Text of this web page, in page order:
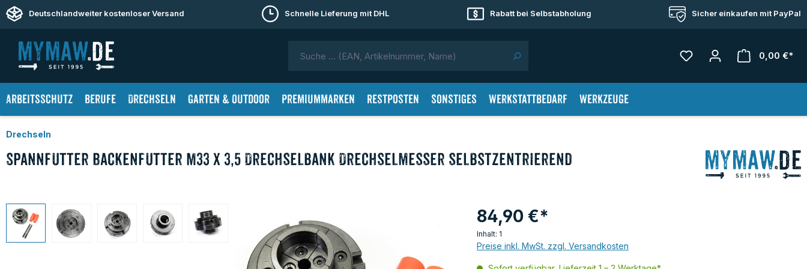
Zur Hauptnavigation springen
Deutschlandweiter kostenloser Versand Schnelle Lieferung mit DHL Rabatt bei Selbstabholung Sicher einkaufen mit PayPal
0,00 €*
Arbeitsschutz Berufe Drechseln Garten & Outdoor Premiummarken Restposten Sonstiges Werkstattbedarf Werkzeuge
Drechseln
Spannfutter Backenfutter M33 x 3,5 Drechselbank Drechselmesser selbstzentrierend
Bildergalerie überspringen 84,90 €*
Inhalt: 1
Preise inkl. MwSt. zzgl. Versandkosten